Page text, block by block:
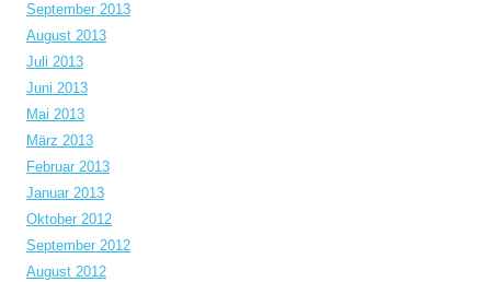
September 2013
August 2013
Juli 2013
Juni 2013
Mai 2013
März 2013
Februar 2013
Januar 2013
Oktober 2012
September 2012
August 2012